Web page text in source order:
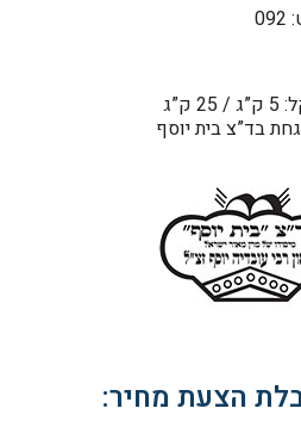
ק”ג
בד”צ בית יוסף
הצעת מחיר: